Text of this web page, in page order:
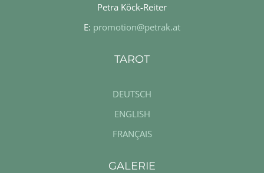
Petra Köck-Reiter
E: promotion@petrak.at
TAROT
DEUTSCH
ENGLISH
FRANÇAIS
GALERIE